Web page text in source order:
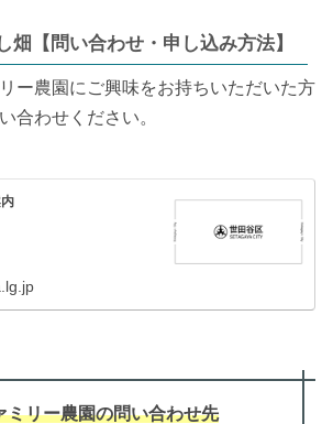
畑【問い合わせ・申し込み方法】
ー農園にご興味をお持ちいただいた方
合わせください。
ミリー農園の問い合わせ先